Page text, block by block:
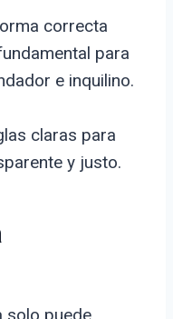
correcta
para
e inquilino.
claras para
y justo.